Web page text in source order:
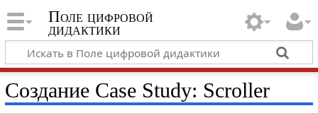
Поле цифровой
дидактики
Создание Case Study: Scroller